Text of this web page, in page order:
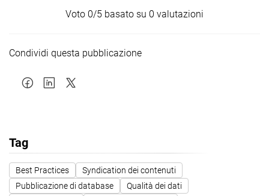
Voto 0/5 basato su 0 valutazioni
Condividi questa pubblicazione
Tag
Best Practices
Syndication dei contenuti
Pubblicazione di database
Qualità dei dati